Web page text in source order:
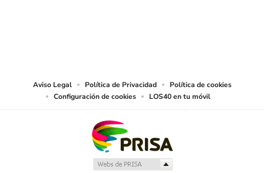
Aviso Legal Política de Privacidad
Política de cookies
Configuración de cookies
LOS40 en tu móvil